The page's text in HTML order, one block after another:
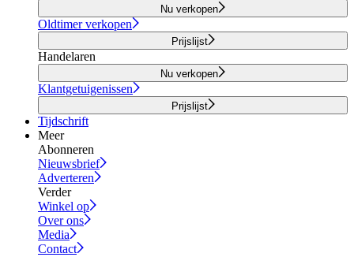
Nu verkopen
Oldtimer verkopen
Prijslijst
Handelaren
Nu verkopen
Klantgetuigenissen
Prijslijst
Tijdschrift
Meer
Abonneren
Nieuwsbrief
Adverteren
Verder
Winkel op
Over ons
Media
Contact